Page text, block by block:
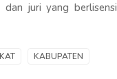
juri yang berlisensi
KABUPATEN